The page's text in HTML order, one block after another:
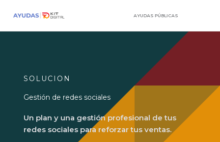
contenido
AYUDAS PÚBLICAS
SOLUCION
Gestión de redes sociales
Un plan y una gestión profesional de tus
redes sociales para reforzar tus ventas.